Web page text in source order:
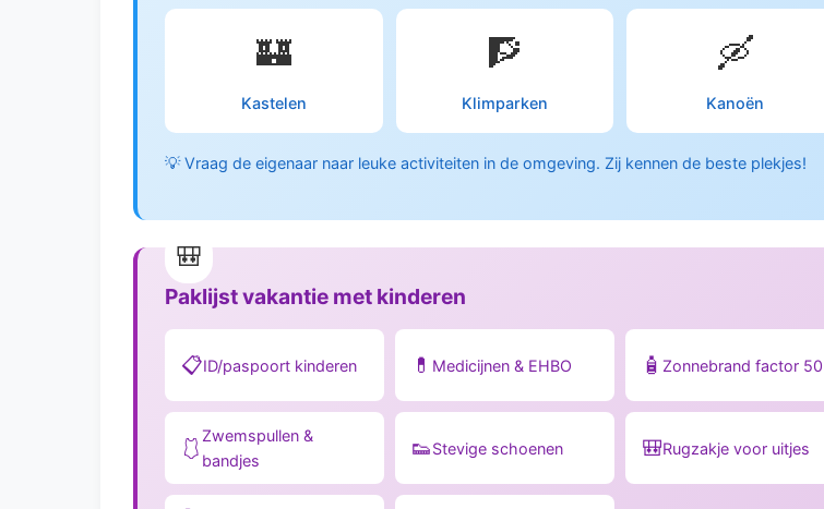
🏰
Kastelen
🧗
Klimparken
🛶
Kanoën
💡 Vraag de eigenaar naar leuke activiteiten in de omgeving. Zij kennen de beste plekjes!
Paklijst vakantie met kinderen
📋ID/paspoort kinderen 💊 Medicijnen & EHBO 🧴 Zonnebrand factor 50
🩱 Zwemspullen &
bandjes
👟Stevige schoenen 🎒Rugzakje voor uitjes